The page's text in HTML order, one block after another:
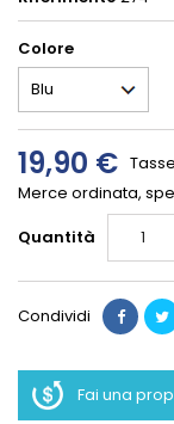
Colore
19,90 €
Merce ordinata,
Quantità
Condividi
Fai una